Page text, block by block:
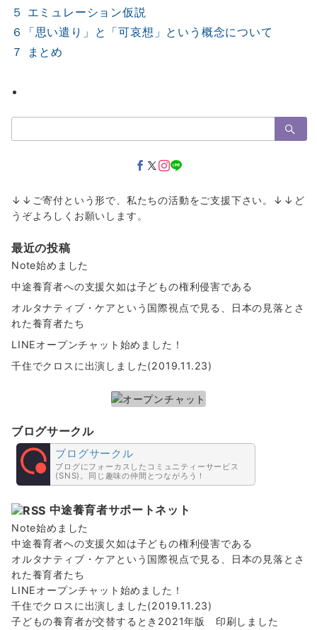
５ エミュレーション仮説
６「思い遣り」と「可哀想」という概念について
７ まとめ
索：
↓↓ご寄付という形で、私たちの活動をご支援下さい。↓↓ど
うぞよろしくお願いします。
最近の投稿
Note始めました
中途養育者への支援欠如は子どもの権利侵害である
オルタナティブ・ケアという国際視点で見る、日本の見落とさ
れた養育者たち
LINEオープンチャット始めました！
千住でクロスに出演しました(2019.11.23)
ブログサークル
ブログサークル
ブログにフォーカスしたコミュニティーサービス
(SNS)。同じ趣味の仲間とつながろう！
中途養育者サポートネット
Note始めました
中途養育者への支援欠如は子どもの権利侵害である
オルタナティブ・ケアという国際視点で見る、日本の見落とさ
れた養育者たち
LINEオープンチャット始めました！
千住でクロスに出演しました(2019.11.23)
子どもの養育者が交替するとき2021年版 印刷しました